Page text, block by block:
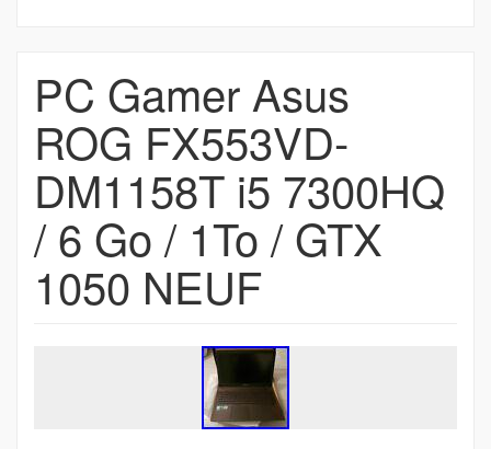
PC Gamer Asus
ROG FX553VD-
DM1158T i5 7300HQ
/ 6 Go / 1To / GTX
1050 NEUF